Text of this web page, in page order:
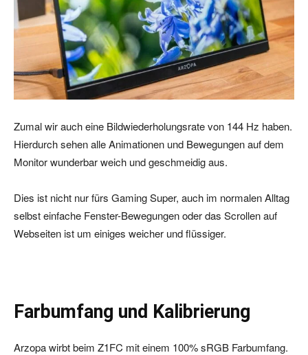
Zumal wir auch eine Bildwiederholungsrate von 144 Hz haben.
Hierdurch sehen alle Animationen und Bewegungen auf dem
Monitor wunderbar weich und geschmeidig aus.
Dies ist nicht nur fürs Gaming Super, auch im normalen Alltag
selbst einfache Fenster-Bewegungen oder das Scrollen auf
Webseiten ist um einiges weicher und flüssiger.
Farbumfang und Kalibrierung
Arzopa wirbt beim Z1FC mit einem 100% sRGB Farbumfang.